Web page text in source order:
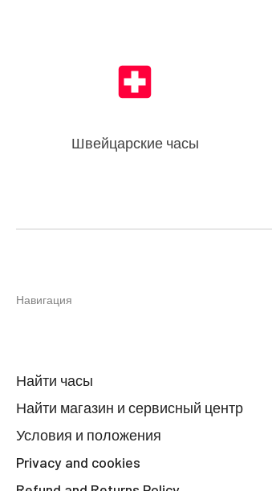
Швейцарские часы
Навигация
Найти часы
Найти магазин и сервисный центр
Условия и положения
Privacy and cookies